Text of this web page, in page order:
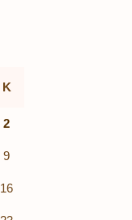
Κ
2
9
16